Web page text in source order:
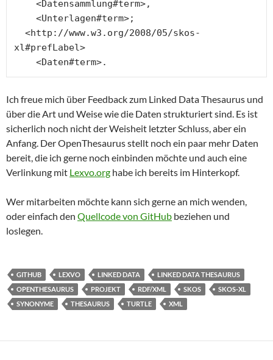
xl#prefLabel>
    <Daten#term>.
Ich freue mich über Feedback zum Linked Data Thesaurus und
über die Art und Weise wie die Daten strukturiert sind. Es ist
sicherlich noch nicht der Weisheit letzter Schluss, aber ein
Anfang. Der OpenThesaurus stellt noch ein paar mehr Daten
bereit, die ich gerne noch einbinden möchte und auch eine
Verlinkung mit Lexvo.org habe ich bereits im Hinterkopf.
Wer mitarbeiten möchte kann sich gerne an mich wenden,
oder einfach den Quellcode von GitHub beziehen und
loslegen.
GITHUB LEXVO LINKED DATA
LINKED DATA THESAURUS
OPENTHESAURUS
PROJEKT RDF/XML SKOS
SKOS-XL
SYNONYME
THESAURUS TURTLE XML